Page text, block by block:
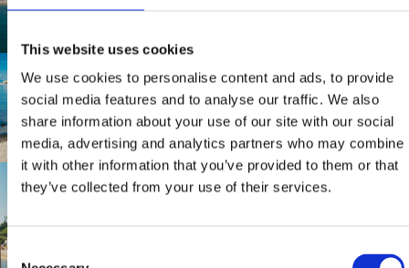
This website uses cookies
We use cookies to personalise content and ads, to provide
social media features and to analyse our traffic. We also
share information about your use of our site with our social
media, advertising and analytics partners who may combine
it with other information that you’ve provided to them or that
they’ve collected from your use of their services.
Consent
GRADSKO
KUPALIŠTE
CRIKVENICA
Mjesto:Mjesto: Crikvenica
LANTERNA